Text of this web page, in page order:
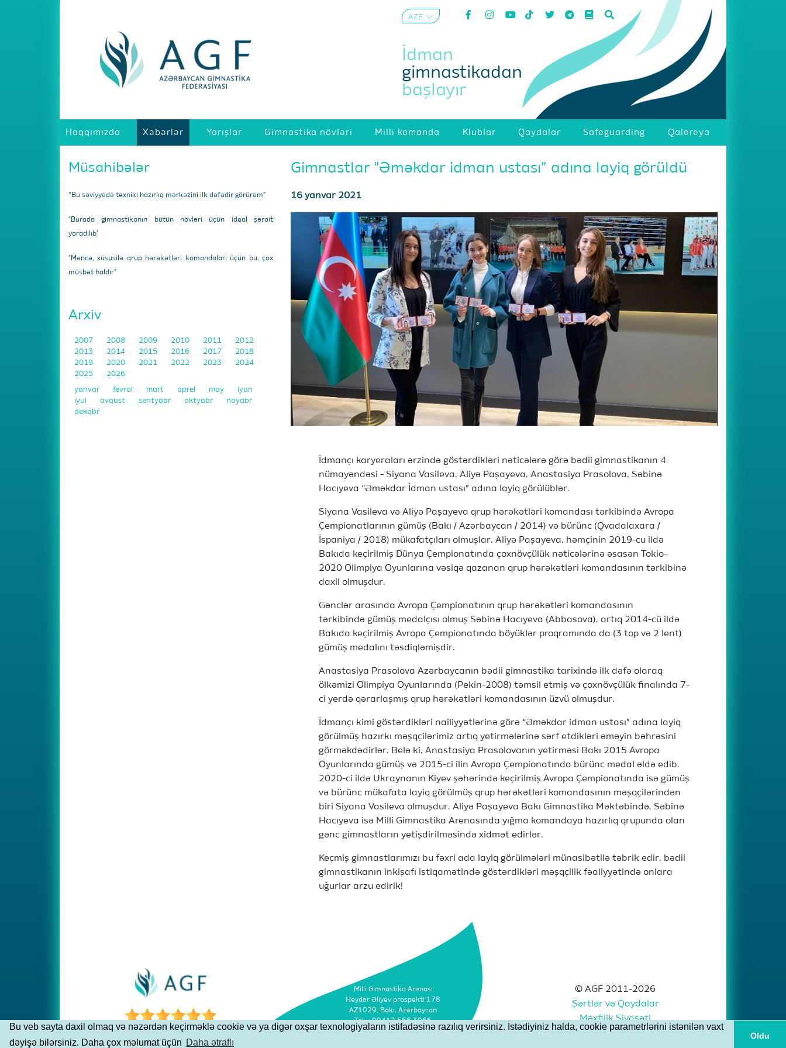
Bu veb sayta daxil olmaq və nəzərdən keçirməklə cookie və ya digər oxşar texnologiyaların istifadəsinə razılıq verirsiniz. İstədiyiniz halda, cookie parametrlərini istənilən vaxt
dəyişə bilərsiniz. Daha çox məlumat üçün Daha ətraflı
Oldu
AZE
İdman
gimnastikadan
başlayır
Haqqımızda Xəbərlər Yarışlar Gimnastika növləri Milli komanda Klublar Qaydalar Safeguarding Qalereya
Müsahibələr
“Bu səviyyədə texniki hazırlıq mərkəzini ilk dəfədir görürəm”
"Burada gimnastikanın bütün növləri üçün ideal şərait
yaradılıb"
"Məncə, xüsusilə qrup hərəkətləri komandaları üçün bu, çox
müsbət haldır"
Arxiv
2007 2008 2009 2010 2011
2012
2013
2014 2015 2016 2017
2018
2019
2020 2021 2022 2023
2024
2025
2026
yanvar fevral mart aprel may
iyun
iyul
avqust sentyabr oktyabr
noyabr
dekabr
Gimnastlar "Əməkdar idman ustası” adına layiq görüldü
16 yanvar 2021
İdmançı karyeraları ərzində göstərdikləri nəticələrə görə bədii gimnastikanın 4
nümayəndəsi - Siyana Vasileva, Aliyə Paşayeva, Anastasiya Prasolova, Səbinə
Hacıyeva “Əməkdar İdman ustası” adına layiq görülüblər.
Siyana Vasileva və Aliyə Paşayeva qrup hərəkətləri komandası tərkibində Avropa
Çempionatlarının gümüş (Bakı / Azərbaycan / 2014) və bürünc (Qvadalaxara /
İspaniya / 2018) mükafatçıları olmuşlar. Aliyə Paşayeva, həmçinin 2019-cu ildə
Bakıda keçirilmiş Dünya Çempionatında çoxnövçülük nəticələrinə əsasən Tokio-
2020 Olimpiya Oyunlarına vəsiqə qazanan qrup hərəkətləri komandasının tərkibinə
daxil olmuşdur.
Gənclər arasında Avropa Çempionatının qrup hərəkətləri komandasının
tərkibində gümüş medalçısı olmuş Səbinə Hacıyeva (Abbasova), artıq 2014-cü ildə
Bakıda keçirilmiş Avropa Çempionatında böyüklər proqramında da (3 top və 2 lent)
gümüş medalını təsdiqləmişdir.
Anastasiya Prasolova Azərbaycanın bədii gimnastika tarixində ilk dəfə olaraq
ölkəmizi Olimpiya Oyunlarında (Pekin-2008) təmsil etmiş və çoxnövçülük finalında 7-
ci yerdə qərarlaşmış qrup hərəkətləri komandasının üzvü olmuşdur.
İdmançı kimi göstərdikləri nailiyyətlərinə görə “Əməkdar idman ustası” adına layiq
görülmüş hazırkı məşqçilərimiz artıq yetirmələrinə sərf etdikləri əməyin bəhrəsini
görməkdədirlər. Belə ki, Anastasiya Prasolovanın yetirməsi Bakı 2015 Avropa
Oyunlarında gümüş və 2015-ci ilin Avropa Çempionatında bürünc medal əldə edib.
2020-ci ildə Ukraynanın Kiyev şəhərində keçirilmiş Avropa Çempionatında isə gümüş
və bürünc mükafata layiq görülmüş qrup hərəkətləri komandasının məşqçilərindən
biri Siyana Vasileva olmuşdur. Aliyə Paşayeva Bakı Gimnastika Məktəbində, Səbinə
Hacıyeva isə Milli Gimnastika Arenasında yığma komandaya hazırlıq qrupunda olan
gənc gimnastların yetişdirilməsində xidmət edirlər.
Keçmiş gimnastlarımızı bu fəxri ada layiq görülmələri münasibətilə təbrik edir, bədii
gimnastikanın inkişafı istiqamətində göstərdikləri məşqçilik fəaliyyətində onlara
uğurlar arzu edirik!
Milli Gimnastika Arenası
Heydər Əliyev prospekti 178
AZ1029, Bakı, Azərbaycan
Tel: +99412 566 3066
Faks: +99412 493 9500
© AGF 2011-2026
Şərtlər və Qaydalar
Məxfilik Siyasəti